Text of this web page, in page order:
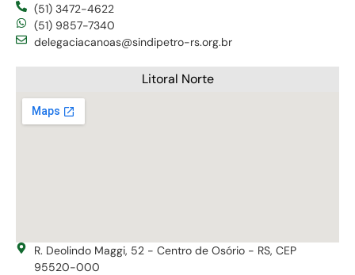
(51) 3472-4622
(51) 9857-7340
delegaciacanoas@sindipetro-rs.org.br
Litoral Norte
R. Deolindo Maggi, 52 - Centro de Osório - RS, CEP
95520-000